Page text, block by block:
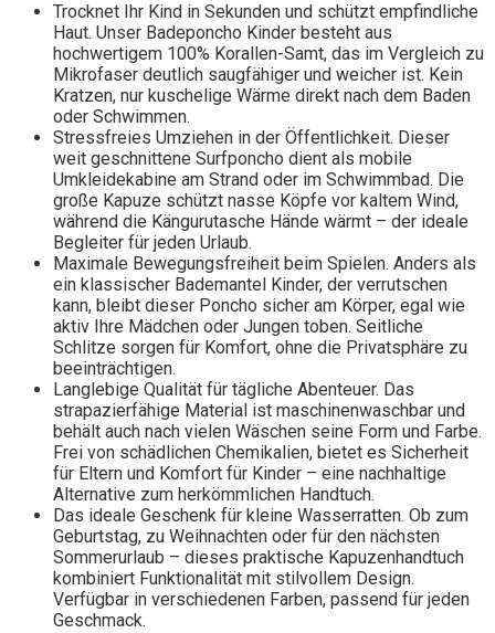
Trocknet Ihr Kind in Sekunden und schützt empfindliche
Haut. Unser Badeponcho Kinder besteht aus
hochwertigem 100% Korallen-Samt, das im Vergleich zu
Mikrofaser deutlich saugfähiger und weicher ist. Kein
Kratzen, nur kuschelige Wärme direkt nach dem Baden
oder Schwimmen.
Stressfreies Umziehen in der Öffentlichkeit. Dieser
weit geschnittene Surfponcho dient als mobile
Umkleidekabine am Strand oder im Schwimmbad. Die
große Kapuze schützt nasse Köpfe vor kaltem Wind,
während die Kängurutasche Hände wärmt – der ideale
Begleiter für jeden Urlaub.
Maximale Bewegungsfreiheit beim Spielen. Anders als
ein klassischer Bademantel Kinder, der verrutschen
kann, bleibt dieser Poncho sicher am Körper, egal wie
aktiv Ihre Mädchen oder Jungen toben. Seitliche
Schlitze sorgen für Komfort, ohne die Privatsphäre zu
beeinträchtigen.
Langlebige Qualität für tägliche Abenteuer. Das
strapazierfähige Material ist maschinenwaschbar und
behält auch nach vielen Wäschen seine Form und Farbe.
Frei von schädlichen Chemikalien, bietet es Sicherheit
für Eltern und Komfort für Kinder – eine nachhaltige
Alternative zum herkömmlichen Handtuch.
Das ideale Geschenk für kleine Wasserratten. Ob zum
Geburtstag, zu Weihnachten oder für den nächsten
Sommerurlaub – dieses praktische Kapuzenhandtuch
kombiniert Funktionalität mit stilvollem Design.
Verfügbar in verschiedenen Farben, passend für jeden
Geschmack.